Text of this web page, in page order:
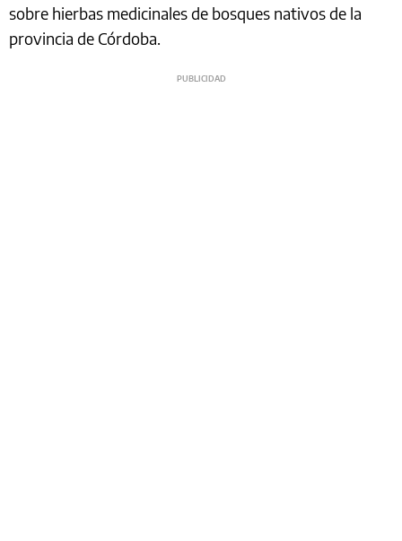
sobre hierbas medicinales de bosques nativos de la
provincia de Córdoba.